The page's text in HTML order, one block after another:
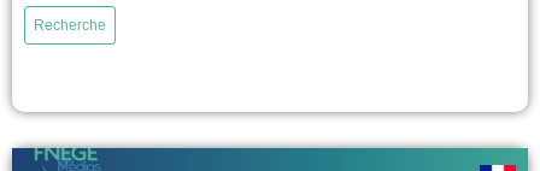
se fonde sur des données européennes pour étudier la prévalence des
stéréotypes de genre, en France comme dans d’autres pays européens, et
voir
Recherche